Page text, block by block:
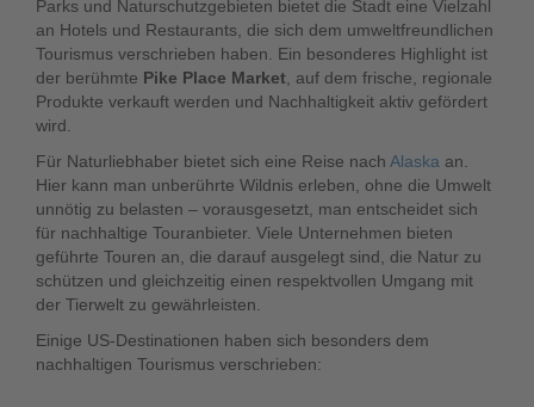
Parks und Naturschutzgebieten bietet die Stadt eine Vielzahl
an Hotels und Restaurants, die sich dem umweltfreundlichen
Tourismus verschrieben haben. Ein besonderes Highlight ist
der berühmte Pike Place Market , auf dem frische, regionale
Produkte verkauft werden und Nachhaltigkeit aktiv gefördert
wird.
Für Naturliebhaber bietet sich eine Reise nach Alaska an.
Hier kann man unberührte Wildnis erleben, ohne die Umwelt
unnötig zu belasten – vorausgesetzt, man entscheidet sich
für nachhaltige Touranbieter. Viele Unternehmen bieten
geführte Touren an, die darauf ausgelegt sind, die Natur zu
schützen und gleichzeitig einen respektvollen Umgang mit
der Tierwelt zu gewährleisten.
Einige US-Destinationen haben sich besonders dem
nachhaltigen Tourismus verschrieben: